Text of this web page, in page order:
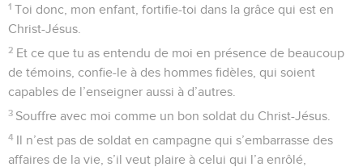
1 Toi donc, mon enfant, fortifie-toi dans la grâce qui est en
Christ-Jésus.
2 Et ce que tu as entendu de moi en présence de beaucoup
de témoins, confie-le à des hommes fidèles, qui soient
capables de l’enseigner aussi à d’autres.
3 Souffre avec moi comme un bon soldat du Christ-Jésus.
4 Il n’est pas de soldat en campagne qui s’embarrasse des
affaires de la vie, s’il veut plaire à celui qui l’a enrôlé,